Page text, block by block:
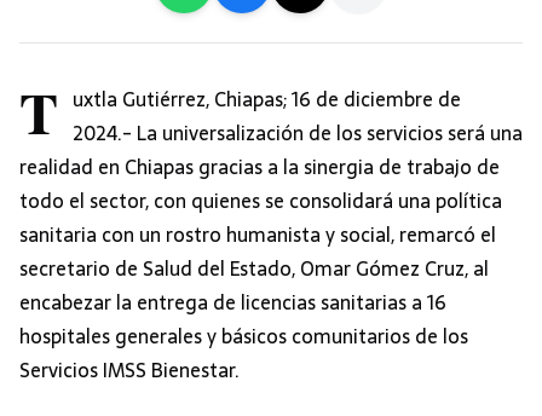
T uxtla Gutiérrez, Chiapas; 16 de diciembre de
2024.- La universalización de los servicios será una
realidad en Chiapas gracias a la sinergia de trabajo de
todo el sector, con quienes se consolidará una política
sanitaria con un rostro humanista y social, remarcó el
secretario de Salud del Estado, Omar Gómez Cruz, al
encabezar la entrega de licencias sanitarias a 16
hospitales generales y básicos comunitarios de los
Servicios IMSS Bienestar.